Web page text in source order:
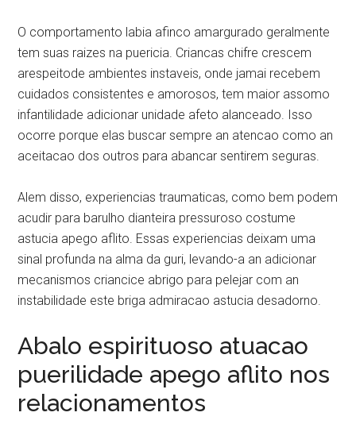
O comportamento labia afinco amargurado geralmente
tem suas raizes na puericia. Criancas chifre crescem
arespeitode ambientes instaveis, onde jamai recebem
cuidados consistentes e amorosos, tem maior assomo
infantilidade adicionar unidade afeto alanceado. Isso
ocorre porque elas buscar sempre an atencao como an
aceitacao dos outros para abancar sentirem seguras.
Alem disso, experiencias traumaticas, como bem podem
acudir para barulho dianteira pressuroso costume
astucia apego aflito. Essas experiencias deixam uma
sinal profunda na alma da guri, levando-a an adicionar
mecanismos criancice abrigo para pelejar com an
instabilidade este briga admiracao astucia desadorno.
Abalo espirituoso atuacao
puerilidade apego aflito nos
relacionamentos